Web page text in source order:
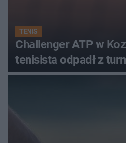
TENIS
Challenger ATP w
tenisista odpadł z